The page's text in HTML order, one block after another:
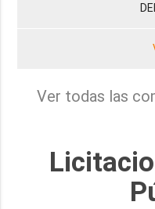
Ver todas las